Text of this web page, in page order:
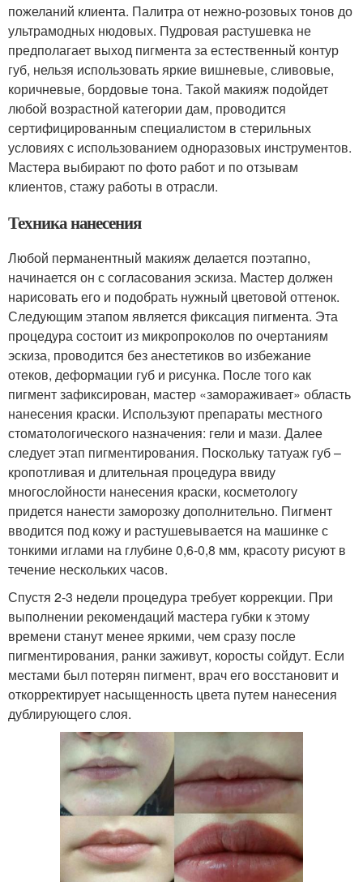
пожеланий клиента. Палитра от нежно-розовых тонов до
ультрамодных нюдовых. Пудровая растушевка не
предполагает выход пигмента за естественный контур
губ, нельзя использовать яркие вишневые, сливовые,
коричневые, бордовые тона. Такой макияж подойдет
любой возрастной категории дам, проводится
сертифицированным специалистом в стерильных
условиях с использованием одноразовых инструментов.
Мастера выбирают по фото работ и по отзывам
клиентов, стажу работы в отрасли.
Техника нанесения
Любой перманентный макияж делается поэтапно,
начинается он с согласования эскиза. Мастер должен
нарисовать его и подобрать нужный цветовой оттенок.
Следующим этапом является фиксация пигмента. Эта
процедура состоит из микропроколов по очертаниям
эскиза, проводится без анестетиков во избежание
отеков, деформации губ и рисунка. После того как
пигмент зафиксирован, мастер «замораживает» область
нанесения краски. Используют препараты местного
стоматологического назначения: гели и мази. Далее
следует этап пигментирования. Поскольку татуаж губ –
кропотливая и длительная процедура ввиду
многослойности нанесения краски, косметологу
придется нанести заморозку дополнительно. Пигмент
вводится под кожу и растушевывается на машинке с
тонкими иглами на глубине 0,6-0,8 мм, красоту рисуют в
течение нескольких часов.
Спустя 2-3 недели процедура требует коррекции. При
выполнении рекомендаций мастера губки к этому
времени станут менее яркими, чем сразу после
пигментирования, ранки заживут, коросты сойдут. Если
местами был потерян пигмент, врач его восстановит и
откорректирует насыщенность цвета путем нанесения
дублирующего слоя.